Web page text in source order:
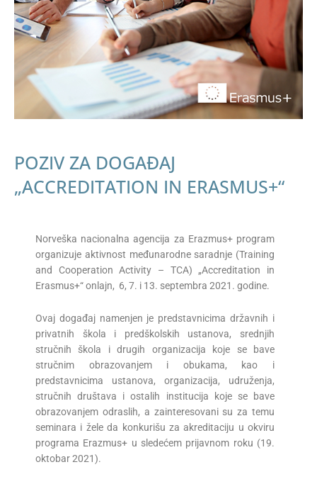
POZIV ZA DOGAĐAJ
„ACCREDITATION IN ERASMUS+“
Norveška nacionalna agencija za Erazmus+ program
organizuje aktivnost međunarodne saradnje (Training
and Cooperation Activity – TCA) „Accreditation in
Erasmus+“ onlajn, 6, 7. i 13. septembra 2021. godine.
Ovaj događaj namenjen je predstavnicima državnih i
privatnih škola i predškolskih ustanova, srednjih
stručnih škola i drugih organizacija koje se bave
stručnim obrazovanjem i obukama, kao i
predstavnicima ustanova, organizacija, udruženja,
stručnih društava i ostalih institucija koje se bave
obrazovanjem odraslih, a zainteresovani su za temu
seminara i žele da konkurišu za akreditaciju u okviru
programa Erazmus+ u sledećem prijavnom roku (19.
oktobar 2021).